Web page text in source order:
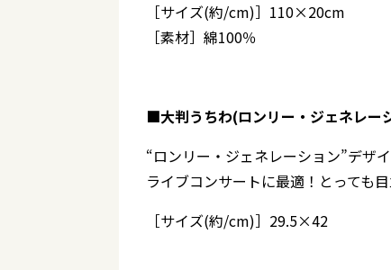
［サイズ(約/cm)］110×20cm
［素材］綿100％
■大判うちわ(ロンリー・ジェネレ
“ロンリー・ジェネレーション”デザ
ライブコンサートに最適！とっても目
［サイズ(約/cm)］29.5×42